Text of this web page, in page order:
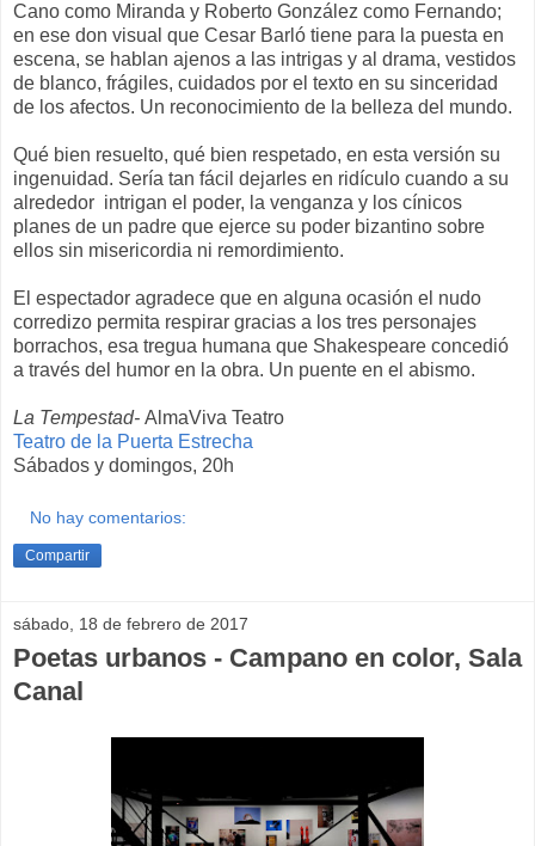
Cano como Miranda y Roberto González como Fernando;
en ese don visual que Cesar Barló tiene para la puesta en
escena, se hablan ajenos a las intrigas y al drama, vestidos
de blanco, frágiles, cuidados por el texto en su sinceridad
de los afectos. Un reconocimiento de la belleza del mundo.
Qué bien resuelto, qué bien respetado, en esta versión su
ingenuidad. Sería tan fácil dejarles en ridículo cuando a su
alrededor intrigan el poder, la venganza y los cínicos
planes de un padre que ejerce su poder bizantino sobre
ellos sin misericordia ni remordimiento.
El espectador agradece que en alguna ocasión el nudo
corredizo permita respirar gracias a los tres personajes
borrachos, esa tregua humana que Shakespeare concedió
a través del humor en la obra. Un puente en el abismo.
La Tempestad- AlmaViva Teatro
Teatro de la Puerta Estrecha
Sábados y domingos, 20h
No hay comentarios:
Compartir
sábado, 18 de febrero de 2017
Poetas urbanos - Campano en color, Sala
Canal